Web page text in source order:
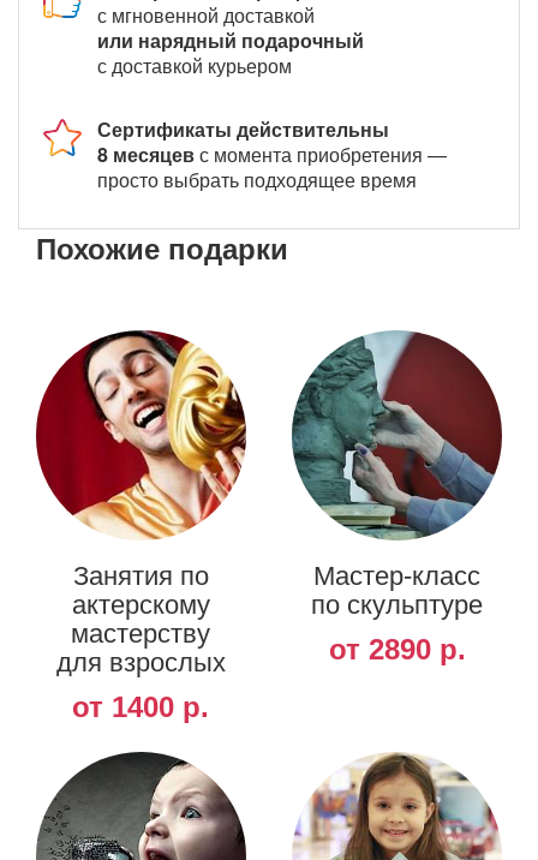
с мгновенной доставкой
или нарядный подарочный
с доставкой курьером
Сертификаты действительны
8 месяцевс момента приобретения —
просто выбрать подходящее время
Похожие подарки
Занятия по
актерскому
мастерству
для взрослых
от 1400 р.
Мастер-класс
по скульптуре
от 2890 р.